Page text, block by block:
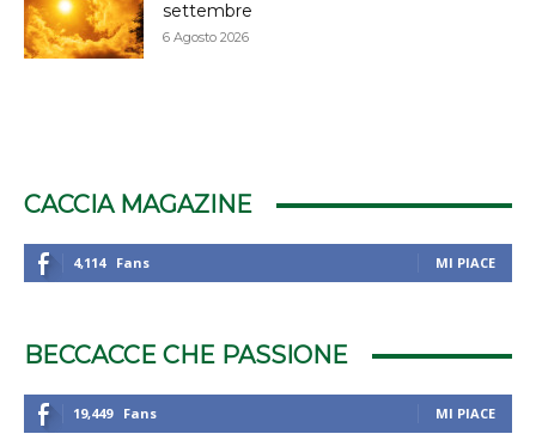
settembre
6 Agosto 2026
CACCIA MAGAZINE
4,114 Fans MI PIACE
BECCACCE CHE PASSIONE
19,449 Fans MI PIACE